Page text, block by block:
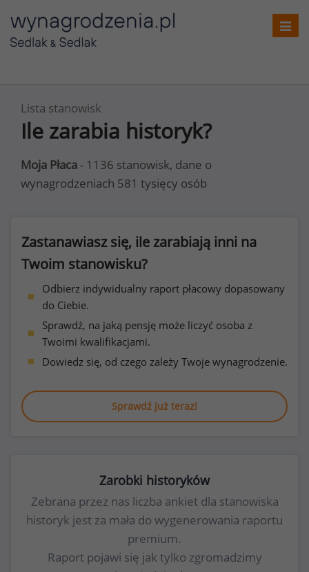
Lista stanowisk
Ile zarabia historyk?
Moja Płaca - 1136 stanowisk, dane o
wynagrodzeniach 581 tysięcy osób
Zastanawiasz się, ile zarabiają inni na
Twoim stanowisku?
Odbierz indywidualny raport płacowy dopasowany
do Ciebie.
Sprawdź, na jaką pensję może liczyć osoba z
Twoimi kwalifikacjami.
Dowiedz się, od czego zależy Twoje wynagrodzenie.
Sprawdź już teraz!
Zarobki historyków
Zebrana przez nas liczba ankiet dla stanowiska
historyk jest za mała do wygenerowania raportu
premium.
Raport pojawi się jak tylko zgromadzimy